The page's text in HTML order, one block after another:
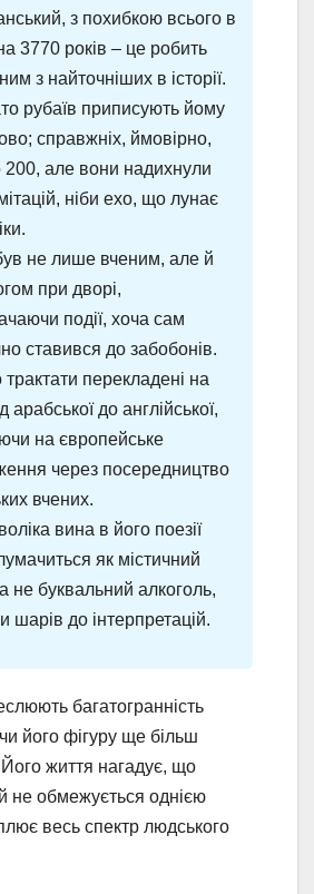
з похибкою всього в
3770 років – це робить
з найточніших в історії.
рубаїв приписують йому
справжніх, ймовірно,
200, але вони надихнули
ніби ехо, що лунає
не лише вченим, але й
при дворі,
події, хоча сам
ставився до забобонів.
трактати перекладені на
арабської до англійської,
на європейське
через посередництво
вчених.
вина в його поезії
як містичний
не буквальний алкоголь,
шарів до інтерпретацій.
багатогранність
його фігуру ще більш
життя нагадує, що
не обмежується однією
весь спектр людського